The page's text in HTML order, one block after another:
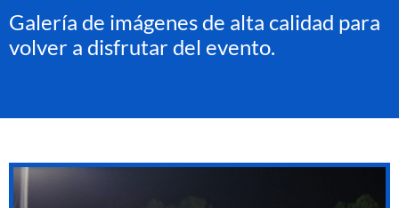
Galería de imágenes de alta calidad para
volver a disfrutar del evento.